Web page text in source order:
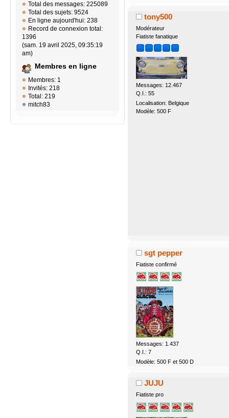
Total des messages: 225089
Total des sujets: 9524
En ligne aujourd'hui: 238
Record de connexion total:
1396
(sam. 19 avril 2025, 09:35:19
am)
Membres en ligne
Membres: 1
Invités: 218
Total: 219
mitch83
tony500
Modérateur
Fiatiste fanatique
Messages: 12.467
Q.I.: 55
Localisation: Belgique
Modèle: 500 F
sgt pepper
Fiatiste confirmé
Messages: 1.437
Q.I.: 7
Modèle: 500 F et 500 D
JUJU
Fiatiste pro